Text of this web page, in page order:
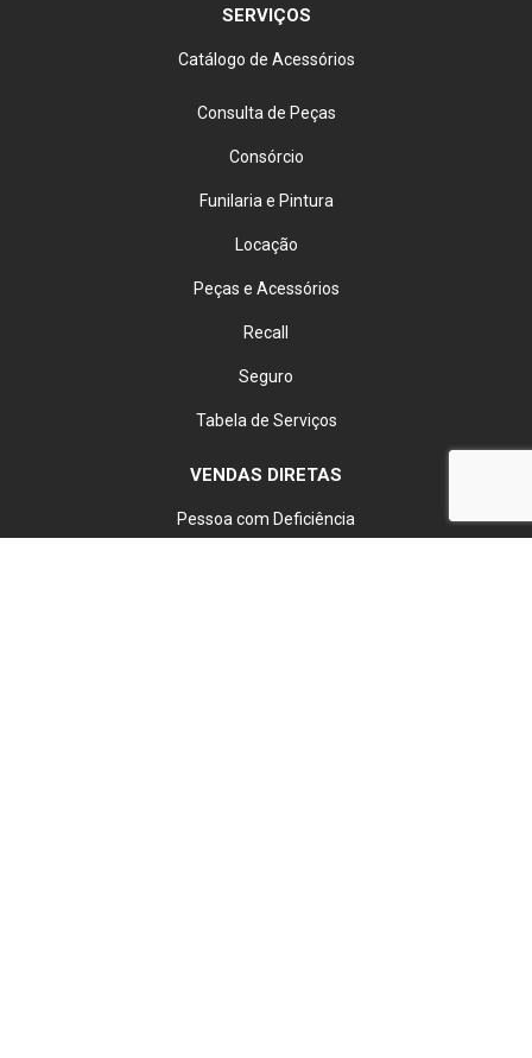
SERVIÇOS
Catálogo de Acessórios
Consulta de Peças
Consórcio
Funilaria e Pintura
Locação
Peças e Acessórios
Recall
Seguro
Tabela de Serviços
VENDAS DIRETAS
Pessoa com Deficiência